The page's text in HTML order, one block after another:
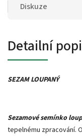
Diskuze
Detailní
SEZAM LOUPANÝ
Sezamové semínko
tepelnému zpracování.